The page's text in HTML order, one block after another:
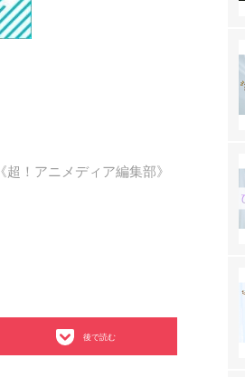
《超！アニメディア編集部》
後で読む